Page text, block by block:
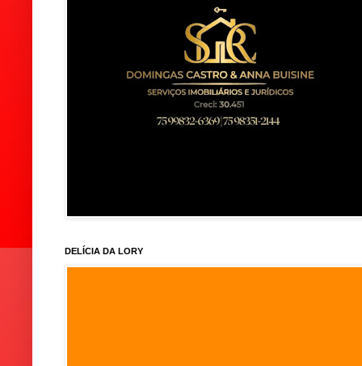
DELÍCIA DA LORY